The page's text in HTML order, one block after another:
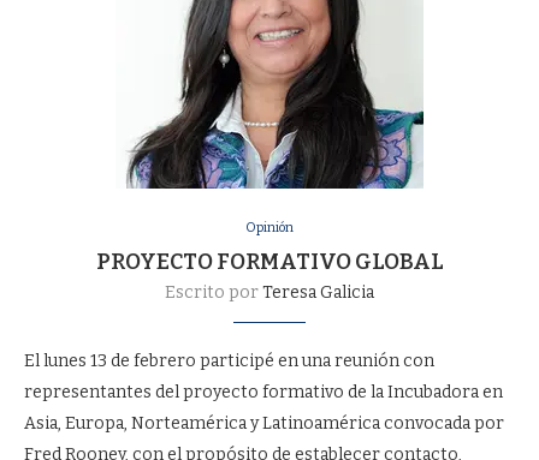
Opinión
PROYECTO FORMATIVO GLOBAL
Escrito porTeresa Galicia
El lunes 13 de febrero participé en una reunión con
representantes del proyecto formativo de la Incubadora en
Asia, Europa, Norteamérica y Latinoamérica convocada por
Fred Rooney, con el propósito de establecer contacto,